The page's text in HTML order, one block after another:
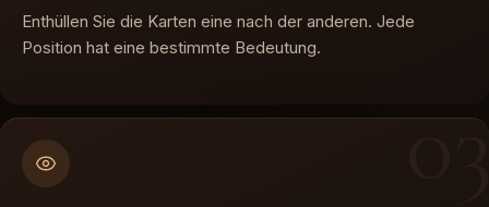
Enthüllen Sie die Karten eine nach der anderen. Jede
Position hat eine bestimmte Bedeutung.
0